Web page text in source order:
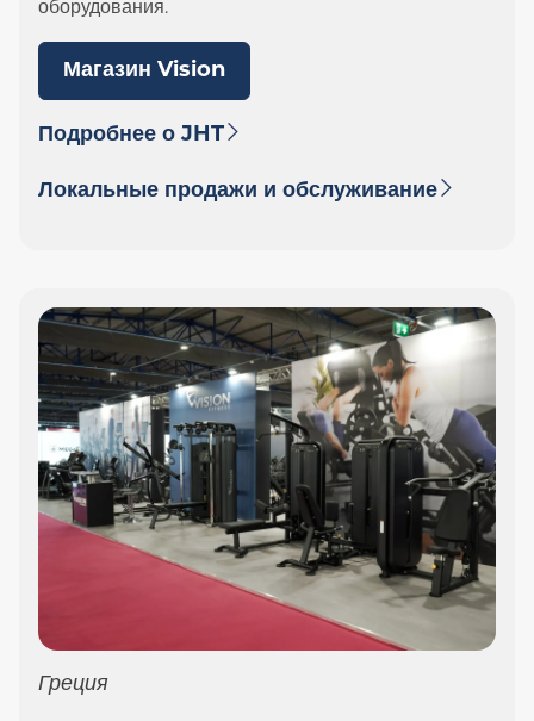
оборудования.
Магазин Vision
Подробнее о JHT
Локальные продажи и обслуживание
Греция